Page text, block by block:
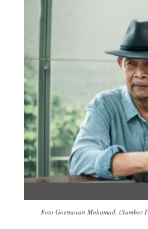
Foto Goenawan Mohamad. (Sumber